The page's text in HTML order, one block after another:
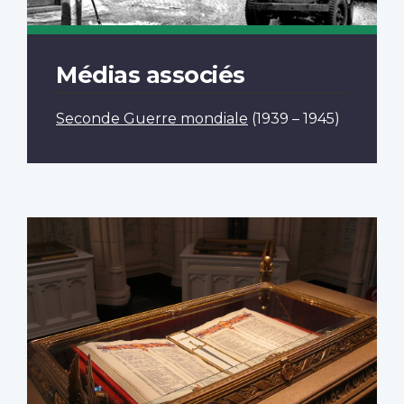
Médias associés
Seconde Guerre mondiale (1939 – 1945)